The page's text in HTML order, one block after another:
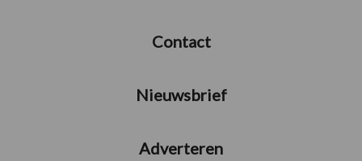
Contact
Nieuwsbrief
Adverteren